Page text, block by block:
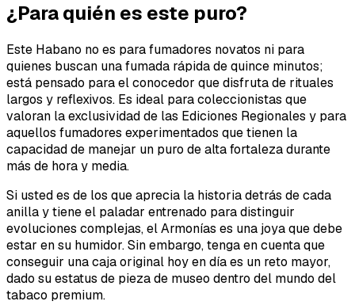
¿Para quién es este puro?
Este Habano no es para fumadores novatos ni para
quienes buscan una fumada rápida de quince minutos;
está pensado para el conocedor que disfruta de rituales
largos y reflexivos. Es ideal para coleccionistas que
valoran la exclusividad de las Ediciones Regionales y para
aquellos fumadores experimentados que tienen la
capacidad de manejar un puro de alta fortaleza durante
más de hora y media.
Si usted es de los que aprecia la historia detrás de cada
anilla y tiene el paladar entrenado para distinguir
evoluciones complejas, el Armonías es una joya que debe
estar en su humidor. Sin embargo, tenga en cuenta que
conseguir una caja original hoy en día es un reto mayor,
dado su estatus de pieza de museo dentro del mundo del
tabaco premium.